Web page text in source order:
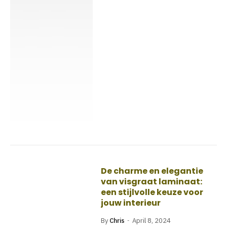
De charme en elegantie
van visgraat laminaat:
een stijlvolle keuze voor
jouw interieur
By Chris April 8, 2024